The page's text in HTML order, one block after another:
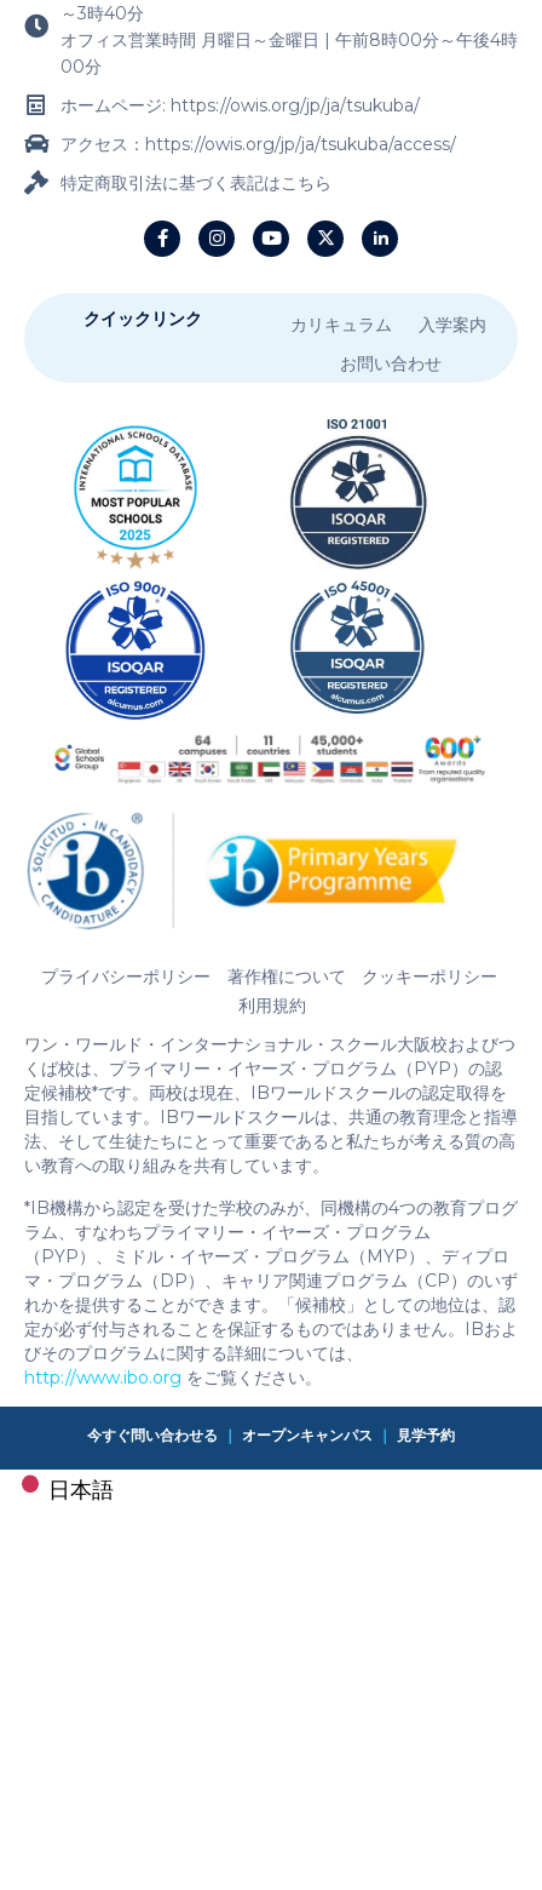
～3時40分
オフィス営業時間 月曜日～金曜日 | 午前8時00分～午後4時
00分
ホームページ: https://owis.org/jp/ja/tsukuba/
アクセス：https://owis.org/jp/ja/tsukuba/access/
特定商取引法に基づく表記はこちら
クイックリンク カリキュラム
入学案内
お問い合わせ
プライバシーポリシー 著作権について
クッキーポリシー
利用規約
ワン・ワールド・インターナショナル・スクール大阪校およびつ
くば校は、プライマリー・イヤーズ・プログラム（PYP）の認
定候補校*です。両校は現在、IBワールドスクールの認定取得を
目指しています。IBワールドスクールは、共通の教育理念と指導
法、そして生徒たちにとって重要であると私たちが考える質の高
い教育への取り組みを共有しています。
*IB機構から認定を受けた学校のみが、同機構の4つの教育プログ
ラム、すなわちプライマリー・イヤーズ・プログラム
（PYP）、ミドル・イヤーズ・プログラム（MYP）、ディプロ
マ・プログラム（DP）、キャリア関連プログラム（CP）のいず
れかを提供することができます。「候補校」としての地位は、認
定が必ず付与されることを保証するものではありません。IBおよ
びそのプログラムに関する詳細については、
http://www.ibo.org をご覧ください。
今すぐ問い合わせる ｜ オープンキャンパス ｜ 見学予約
日本語